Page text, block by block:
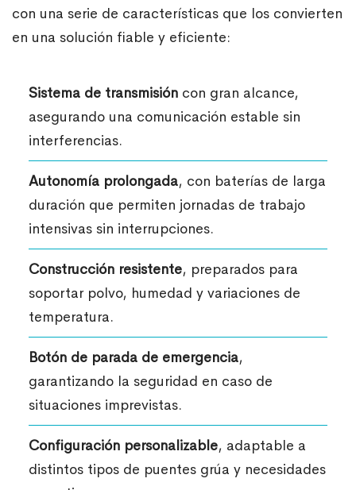
con una serie de características que los convierten
en una solución fiable y eficiente:
Sistema de transmisióncon gran alcance,
asegurando una comunicación estable sin
interferencias.
Autonomía prolongada, con baterías de larga
duración que permiten jornadas de trabajo
intensivas sin interrupciones.
Construcción resistente, preparados para
soportar polvo, humedad y variaciones de
temperatura.
Botón de parada de emergencia,
garantizando la seguridad en caso de
situaciones imprevistas.
Configuración personalizable, adaptable a
distintos tipos de puentes grúa y necesidades